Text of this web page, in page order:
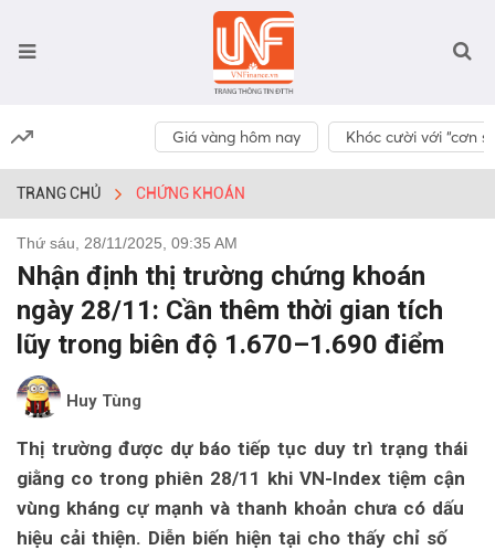
Giá vàng hôm nay Khóc cười với “cơn
TRANG CHỦ CHỨNG KHOÁN
Thứ sáu, 28/11/2025, 09:35 AM
Nhận định thị trường chứng khoán
ngày 28/11: Cần thêm thời gian tích
lũy trong biên độ 1.670–1.690 điểm
Huy Tùng
Thị trường được dự báo tiếp tục duy trì trạng thái
giằng co trong phiên 28/11 khi VN-Index tiệm cận
vùng kháng cự mạnh và thanh khoản chưa có dấu
hiệu cải thiện. Diễn biến hiện tại cho thấy chỉ số